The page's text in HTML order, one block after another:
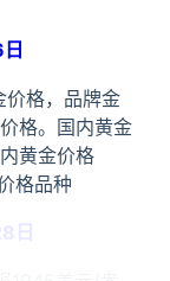
价格，品牌金
格。国内黄金
黄金价格
格品种
日